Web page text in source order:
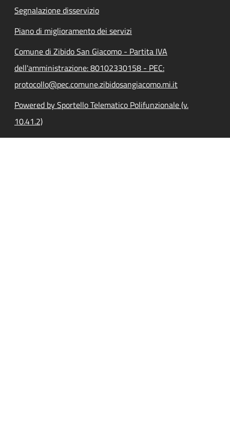
Segnalazione disservizio
Piano di miglioramento dei servizi
Comune di Zibido San Giacomo - Partita IVA
dell'amministrazione: 80102330158 - PEC:
protocollo@pec.comune.zibidosangiacomo.mi.it
Powered by Sportello Telematico Polifunzionale (v.
10.41.2)